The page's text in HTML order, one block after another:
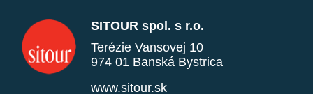
SITOUR spol. s r.o.
Terézie Vansovej 10
974 01 Banská Bystrica
www.sitour.sk